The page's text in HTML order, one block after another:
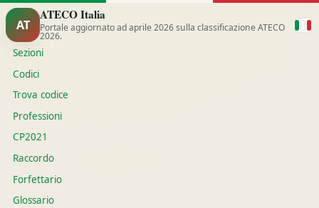
AT
ATECO Italia
Portale aggiornato ad aprile 2026 sulla classificazione ATECO
2026.
Sezioni
Codici
Trova codice
Professioni
CP2021
Raccordo
Forfettario
Glossario